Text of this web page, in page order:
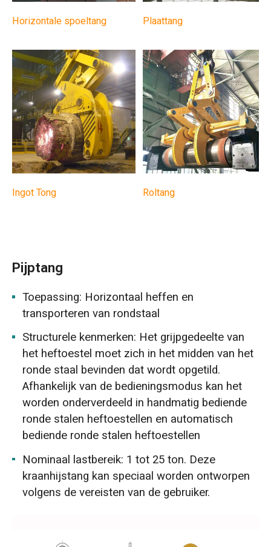
Horizontale spoeltang Plaattang
Ingot Tong Roltang
Pijptang
Toepassing: Horizontaal heffen en
transporteren van rondstaal
Structurele kenmerken: Het grijpgedeelte van
het heftoestel moet zich in het midden van het
ronde staal bevinden dat wordt opgetild.
Afhankelijk van de bedieningsmodus kan het
worden onderverdeeld in handmatig bediende
ronde stalen heftoestellen en automatisch
bediende ronde stalen heftoestellen
Nominaal lastbereik: 1 tot 25 ton. Deze
kraanhijstang kan speciaal worden ontworpen
volgens de vereisten van de gebruiker.